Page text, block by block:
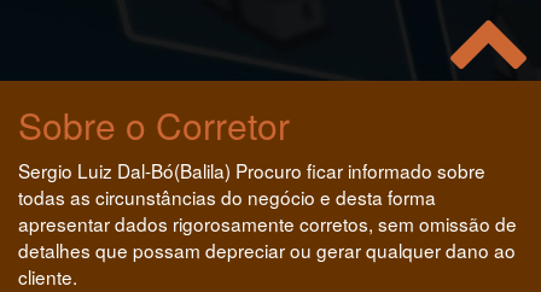
Sobre o Corretor
Sergio Luiz Dal-Bó(Balila) Procuro ficar informado sobre
todas as circunstâncias do negócio e desta forma
apresentar dados rigorosamente corretos, sem omissão de
detalhes que possam depreciar ou gerar qualquer dano ao
cliente.